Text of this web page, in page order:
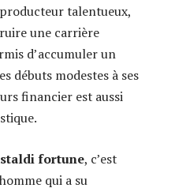
talentueux,
une carrière
d’accumuler un
débuts modestes à ses
financier est aussi
fortune, c’est
qui a su